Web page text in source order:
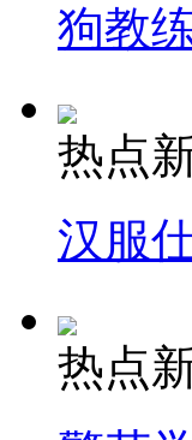
狗教
热点
汉服
热点